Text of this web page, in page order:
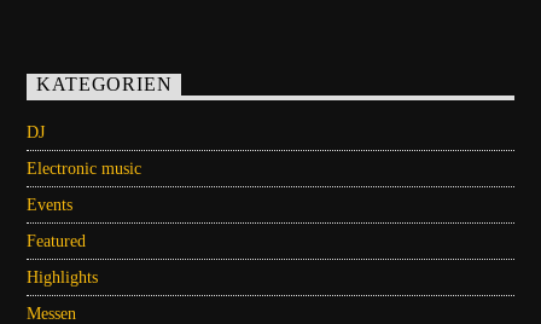
KATEGORIEN
DJ
Electronic music
Events
Featured
Highlights
Messen